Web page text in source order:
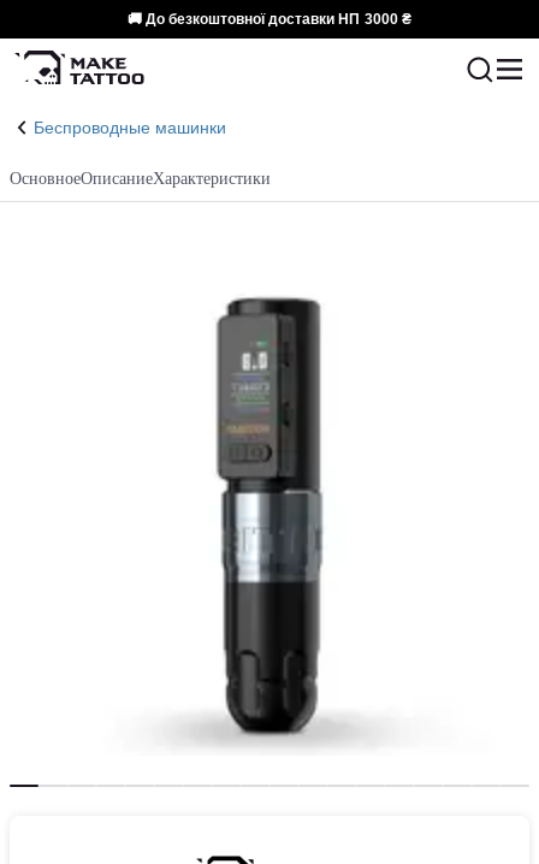
🚚 До безкоштовної доставки НП 3000 ₴
Беспроводные машинки
ОсновноеОписаниеХарактеристики